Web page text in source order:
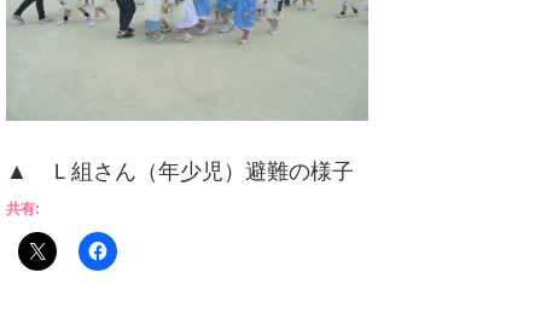
▲ Ｌ組さん（年少児）避難の様子
共有: